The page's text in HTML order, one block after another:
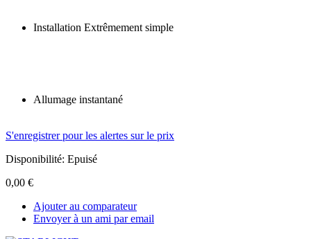
Installation Extrêmement simple
Allumage instantané
S'enregistrer pour les alertes sur le prix
Disponibilité: Epuisé
0,00 €
Ajouter au comparateur
Envoyer à un ami par email